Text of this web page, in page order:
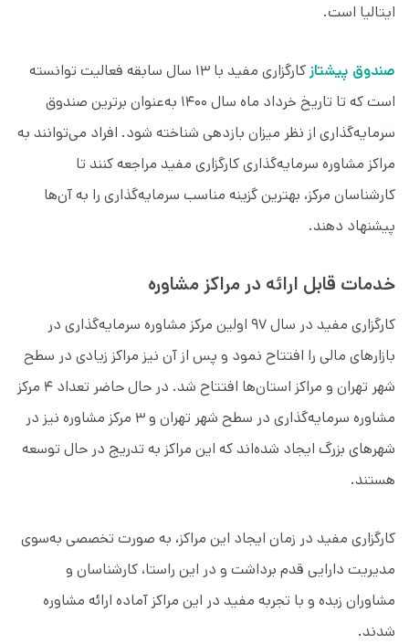
ایتالیا است.
صندوق پیشتاز
کارگزاری مفید با ۱۳ سال سابقه فعالیت توانسته
است که تا تاریخ خرداد ماه سال ۱۴۰۰ به‌عنوان برترین صندوق
سرمایه‌گذاری از نظر میزان بازدهی شناخته شود. افراد می‌توانند به
مراکز مشاوره سرمایه‌گذاری کارگزاری مفید مراجعه کنند تا
کارشناسان مرکز، بهترین گزینه مناسب سرمایه‌گذاری را به آن‌ها
پیشنهاد دهند.
خدمات قابل ارائه در مراکز مشاوره
کارگزاری مفید در سال ۹۷ اولین مرکز مشاوره سرمایه‌گذاری در
بازارهای مالی را افتتاح نمود و پس از آن نیز مراکز زیادی در سطح
شهر تهران و مراکز استان‌ها افتتاح شد. در حال حاضر تعداد ۴ مرکز
مشاوره‌ سرمایه‌گذاری در سطح شهر تهران و ۳ مرکز مشاوره نیز در
شهرهای بزرگ ایجاد شده‌اند که این مراکز به تدریج در حال توسعه
هستند.
کارگزاری مفید در زمان ایجاد این مراکز، به صورت تخصصی به‌سوی
مدیریت دارایی قدم برداشت و در این راستا، کارشناسان و
مشاوران زبده و با تجربه مفید در این مراکز آماده ارائه مشاوره
شدند.